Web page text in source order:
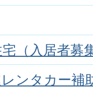
（入居者募
ンタカー補